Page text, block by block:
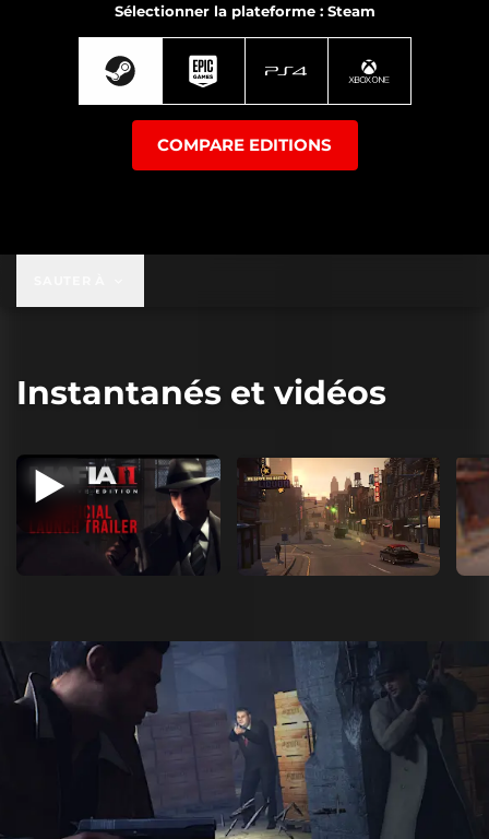
Sélectionner la plateforme : Steam
COMPARE EDITIONS
Instantanés et vidéos